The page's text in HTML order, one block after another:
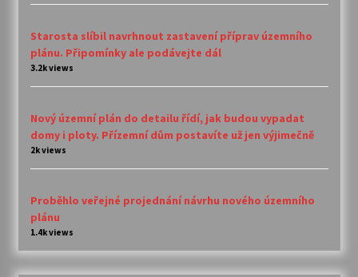
Starosta slíbil navrhnout zastavení příprav územního
plánu. Připomínky ale podávejte dál
3.2k views
Nový územní plán do detailu řídí, jak budou vypadat
domy i ploty. Přízemní dům postavíte už jen výjimečně
2k views
Proběhlo veřejné projednání návrhu nového územního
plánu
1.4k views